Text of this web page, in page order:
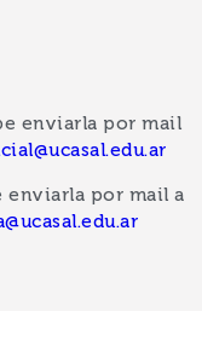
enviarla por mail
enviarla por mail a